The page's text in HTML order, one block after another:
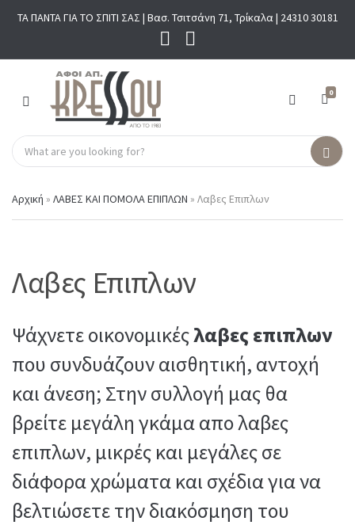
ΤΑ ΠΑΝΤΑ ΓΙΑ ΤΟ ΣΠΙΤΙ ΣΑΣ | Βασ. Τσιτσάνη 71, Τρίκαλα | 24310 30181
M
N
U
C
e
g
n
e
S
e
c
h
o
d
t
:
S
c
0
Αρχική » ΛΑΒΕΣ ΚΑΙ ΠΟΜΟΛΑ ΕΠΙΠΛΩΝ » Λαβες Επιπλων
Λαβες Επιπλων
Ψάχνετε οικονομικέςλαβες επιπλων
που συνδυάζουν αισθητική, αντοχή
και άνεση; Στην συλλογή μας θα
βρείτε μεγάλη γκάμα απο λαβες
επιπλων, μικρές και μεγάλες σε
διάφορα χρώματα και σχέδια για να
βελτιώσετε την διακόσμηση του